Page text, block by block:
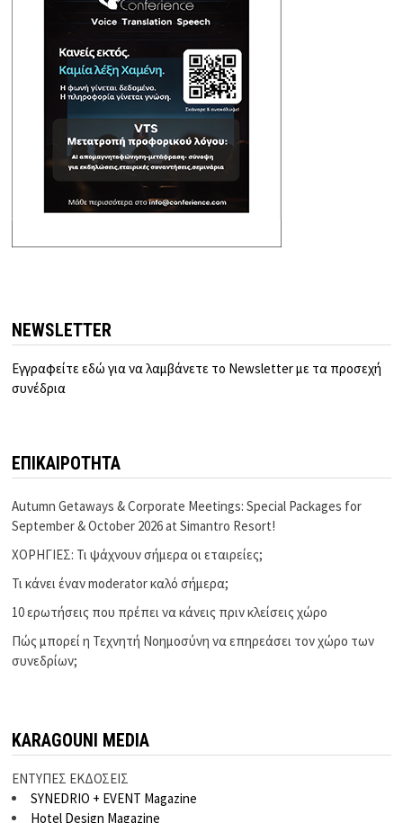
NEWSLETTER
Εγγραφείτε εδώ για να λαμβάνετε το Newsletter με τα προσεχή
συνέδρια
ΕΠΙΚΑΙΡΟΤΗΤΑ
Autumn Getaways & Corporate Meetings: Special Packages for
September & October 2026 at Simantro Resort!
ΧΟΡΗΓΙΕΣ: Τι ψάχνουν σήμερα οι εταιρείες;
Τι κάνει έναν moderator καλό σήμερα;
10 ερωτήσεις που πρέπει να κάνεις πριν κλείσεις χώρο
Πώς μπορεί η Τεχνητή Νοημοσύνη να επηρεάσει τον χώρο των
συνεδρίων;
KARAGOUNI MEDIA
ΕΝΤΥΠΕΣ ΕΚΔΟΣΕΙΣ
SYNEDRIO + EVENT Magazine
Hotel Design Magazine